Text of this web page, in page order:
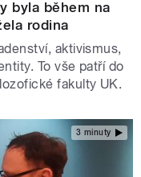
byla během na
rodina
aktivismus,
To vše patří do
fakulty UK.
3 minuty